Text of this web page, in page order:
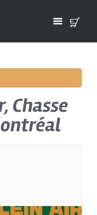
Chasse